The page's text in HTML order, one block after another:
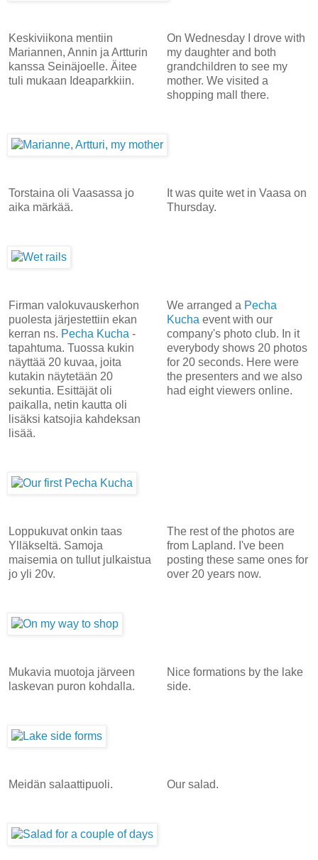
Keskiviikona mentiin
Mariannen, Annin ja Artturin
kanssa Seinäjoelle. Äitee
tuli mukaan Ideaparkkiin.
On Wednesday I drove with
my daughter and both
grandchildren to see my
mother. We visited a
shopping mall there.
Torstaina oli Vaasassa jo
aika märkää.
It was quite wet in Vaasa on
Thursday.
Firman valokuvauskerhon
puolesta järjestettiin ekan
kerran ns. Pecha Kucha -
tapahtuma. Tuossa kukin
näyttää 20 kuvaa, joita
kutakin näytetään 20
sekuntia. Esittäjät oli
paikalla, netin kautta oli
lisäksi katsojia kahdeksan
lisää.
We arranged a Pecha
Kucha event with our
company's photo club. In it
everybody shows 20 photos
for 20 seconds. Here were
the presenters and we also
had eight viewers online.
Loppukuvat onkin taas
Ylläkseltä. Samoja
maisemia on tullut julkaistua
jo yli 20v.
The rest of the photos are
from Lapland. I've been
posting these same ones for
over 20 years now.
Mukavia muotoja järveen
laskevan puron kohdalla.
Nice formations by the lake
side.
Meidän salaattipuoli. Our salad.